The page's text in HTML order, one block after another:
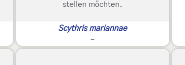
stellen möchten.
Scythris mariannae
-